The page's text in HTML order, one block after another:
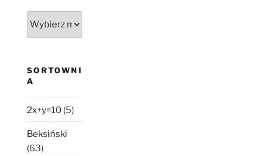
SORTOWNI
A
2x+y=10 (5)
Beksiński
(63)